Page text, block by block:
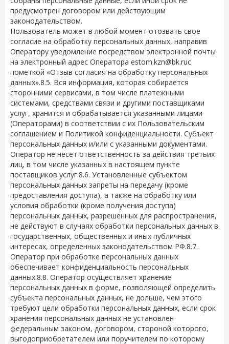
предусмотрен договором или действующим
законодательством.
Пользователь может в любой момент отозвать свое
согласие на обработку персональных данных, направив
Оператору уведомление посредством электронной почты
на электронный адрес Оператора estom.kzn@bk.ruс
пометкой «Отзыв согласия на обработку персональных
данных».8.5. Вся информация, которая собирается
сторонними сервисами, в том числе платежными
системами, средствами связи и другими поставщиками
услуг, хранится и обрабатывается указанными лицами
(Операторами) в соответствии с их Пользовательским
соглашением и Политикой конфиденциальности. Субъект
персональных данных и/или с указанными документами.
Оператор не несет ответственность за действия третьих
лиц, в том числе указанных в настоящем пункте
поставщиков услуг.8.6. Установленные субъектом
персональных данных запреты на передачу (кроме
предоставления доступа), а также на обработку или
условия обработки (кроме получения доступа)
персональных данных, разрешенных для распространения,
не действуют в случаях обработки персональных данных в
государственных, общественных и иных публичных
интересах, определенных законодательством РФ.8.7.
Оператор при обработке персональных данных
обеспечивает конфиденциальность персональных
данных.8.8. Оператор осуществляет хранение
персональных данных в форме, позволяющей определить
субъекта персональных данных, не дольше, чем этого
требуют цели обработки персональных данных, если срок
хранения персональных данных не установлен
федеральным законом, договором, стороной которого,
выгодоприобретателем или поручителем по которому